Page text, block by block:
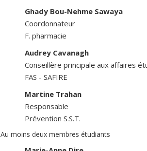
Ghady Bou-Nehme Sawaya
Coordonnateur
F. pharmacie
Audrey Cavanagh
Conseillère principale aux affaires
FAS - SAFIRE
Martine Trahan
Responsable
Prévention S.S.T.
Au moins deux membres étudiants